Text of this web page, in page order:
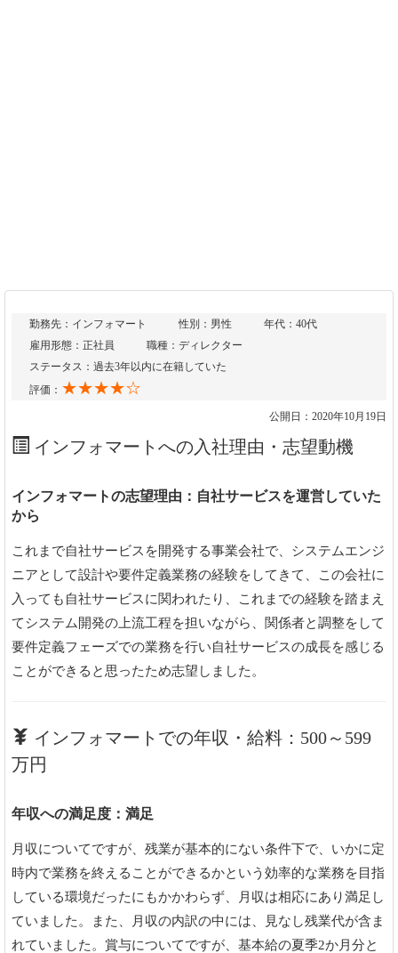
勤務先：インフォマート 性別：男性
年代：40代
雇用形態：正社員
職種：ディレクター
ステータス：過去3年以内に在籍していた
評価： ★★★★☆
公開日：2020年10月19日
インフォマートへの入社理由・志望動機
インフォマートの志望理由：自社サービスを運営していた
から
これまで自社サービスを開発する事業会社で、システムエンジ
ニアとして設計や要件定義業務の経験をしてきて、この会社に
入っても自社サービスに関われたり、これまでの経験を踏まえ
てシステム開発の上流工程を担いながら、関係者と調整をして
要件定義フェーズでの業務を行い自社サービスの成長を感じる
ことができると思ったため志望しました。
インフォマートでの年収・給料：500～599
万円
年収への満足度：満足
月収についてですが、残業が基本的にない条件下で、いかに定
時内で業務を終えることができるかという効率的な業務を目指
している環境だったにもかかわらず、月収は相応にあり満足し
ていました。また、月収の内訳の中には、見なし残業代が含ま
れていました。賞与についてですが、基本給の夏季2か月分と